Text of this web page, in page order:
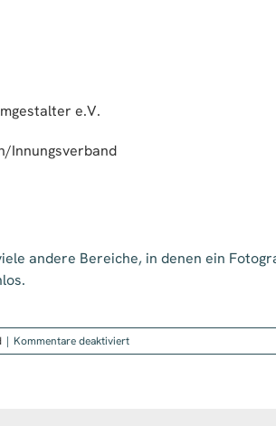
e.V.
Innungsverband
andere Bereiche, in denen ein
| Kommentare deaktiviertfür
Tierfotograf